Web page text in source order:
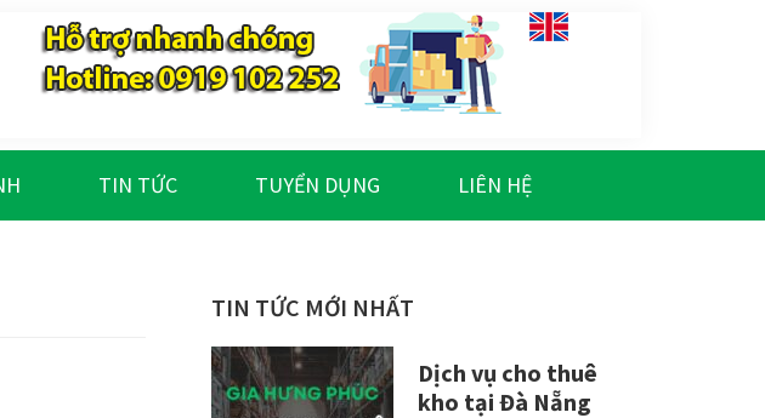
TIN TỨC TUYỂN DỤNG LIÊN HỆ
Sidebar
chính
TIN TỨC MỚI NHẤT
Dịch vụ cho thuê
kho tại Đà Nẵng